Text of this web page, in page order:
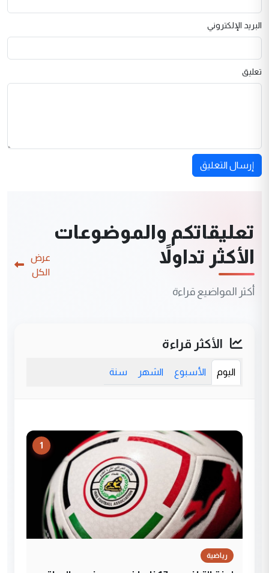
البريد الإلكتروني
تعليق
إرسال التعليق
تعليقاتكم والموضوعات
الأكثر تداولاً
أكثر المواضيع قراءة
عرض
الكل
الأكثر قراءة
اليوم الأسبوع الشهر سنة
1
رياضية